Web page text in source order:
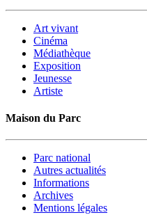
Art vivant
Cinéma
Médiathèque
Exposition
Jeunesse
Artiste
Maison du Parc
Parc national
Autres actualités
Informations
Archives
Mentions légales